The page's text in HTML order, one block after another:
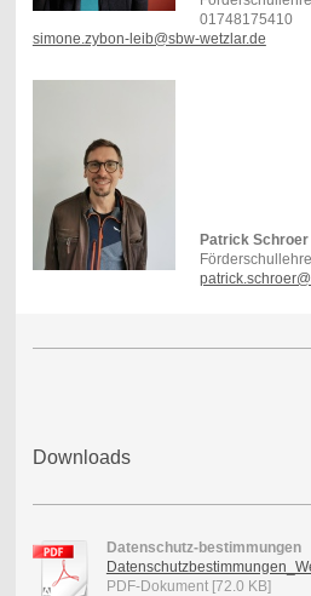
01748175410
simone.zybon-leib@sbw-wetzlar.de
Patrick Schroer
Downloads
Datenschutz-bestimmungen
PDF-Dokument [72.0 KB]